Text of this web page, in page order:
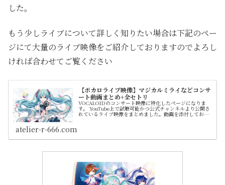
した。
もう少しライブについて詳しく知りたい場合は下記のペー
ジにて大量のライブ映像をご紹介しておりますのでよろし
ければ合わせてご覧ください
【ボカロライブ映像】マジカルミライなどコンサ
ート動画まとめ+全セトリ
VOCALOIDのコンサート映像に特化したページになりま
す。 YouTube上で試聴可能かつ公式チャンネルより公開さ
れているライブ映像をまとめました。動画を添付しており
atelier-r-666.com